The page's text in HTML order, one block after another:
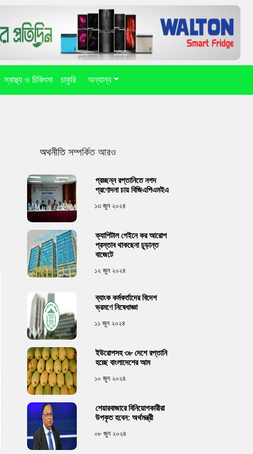
স্বাস্থ্য ও চিকিৎসা চাকুরি অন্যান্য
অথনীতিসম্পর্কিত আরও
প্রচ্ছন্ন রপ্তানিতে নগদ
প্রণোদনা চায় বিজিএপিএমইএ
১৩ জুন ২০২৪
ক্যাপিটাল গেইনে কর আরোপ
প্রস্তাব থাকছেনা চূড়ান্ত
বাজেটে
১২ জুন ২০২৪
ব্যাংক কর্মকর্তাদের বিদেশ
ভ্রমণে নিষেধাজ্ঞা
১১ জুন ২০২৪
ইউরোপসহ ৩৮ দেশে রপ্তানি
হচ্ছে বাংলাদেশের আম
১০ জুন ২০২৪
শেয়ারবাজারে বিনিয়োগকারীরা
উপকৃত হবেন: অর্থমন্ত্রী
০৮ জুন ২০২৪